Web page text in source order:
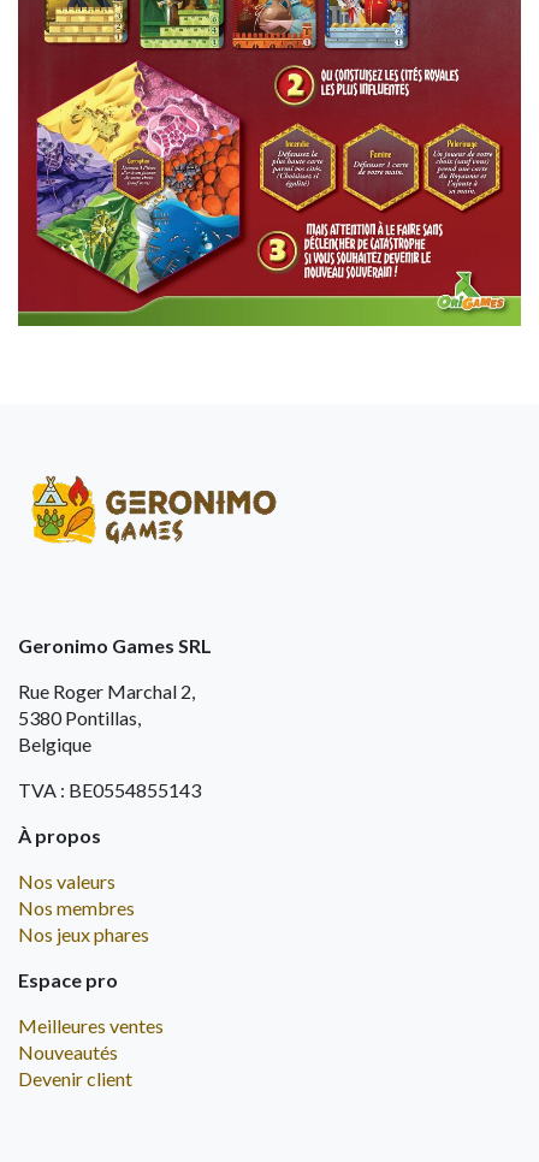
Geronimo Games SRL
Rue Roger Marchal 2,
5380 Pontillas,
Belgique
TVA : BE0554855143
À propos
Nos valeurs
Nos membres
Nos jeux phares
Espace pro
Meilleures ventes
Nouveautés
Devenir client